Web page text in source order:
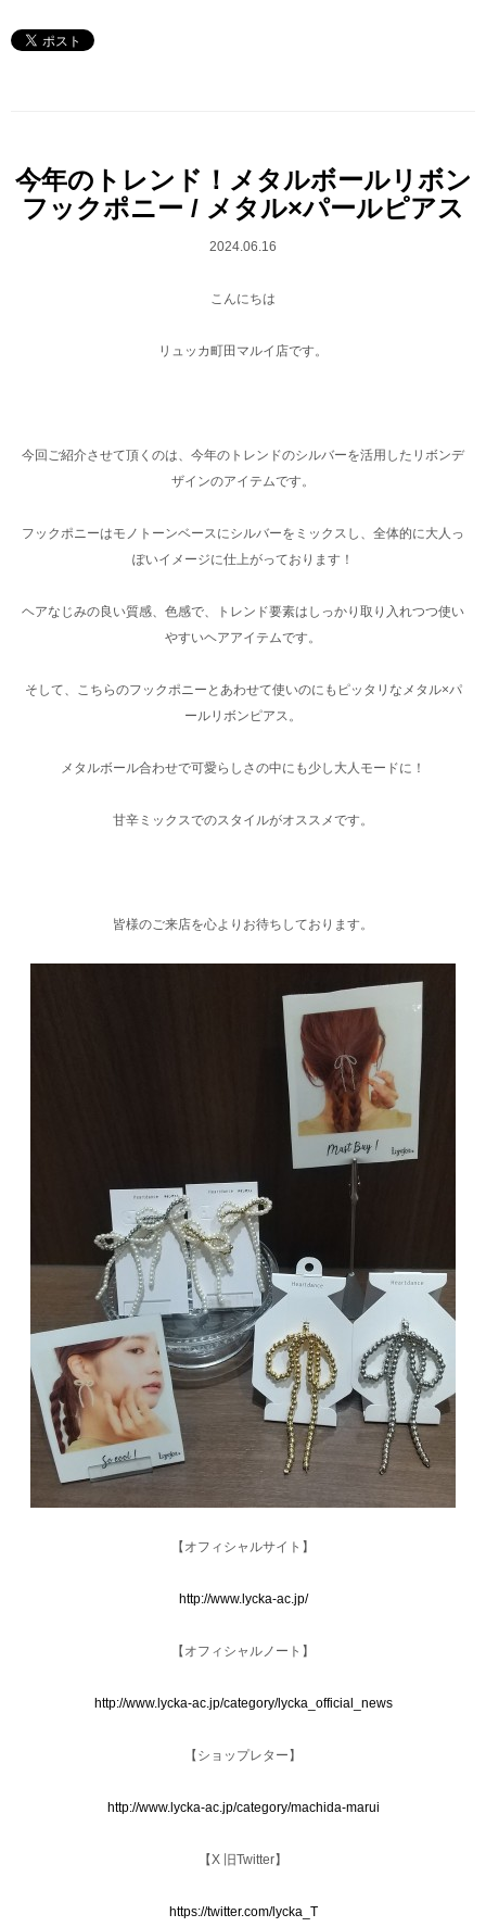
今年のトレンド！メタルボールリボン
フックポニー / メタル×パールピアス
2024.06.16
こんにちは
リュッカ町田マルイ店です。
今回ご紹介させて頂くのは、今年のトレンドのシルバーを活用したリボンデ
ザインのアイテムです。
フックポニーはモノトーンベースにシルバーをミックスし、全体的に大人っ
ぽいイメージに仕上がっております！
ヘアなじみの良い質感、色感で、トレンド要素はしっかり取り入れつつ使い
やすいヘアアイテムです。
そして、こちらのフックポニーとあわせて使いのにもピッタリなメタル×パ
ールリボンピアス。
メタルボール合わせで可愛らしさの中にも少し大人モードに！
甘辛ミックスでのスタイルがオススメです。
皆様のご来店を心よりお待ちしております。
【オフィシャルサイト】
http://www.lycka-ac.jp/
【オフィシャルノート】
http://www.lycka-ac.jp/category/lycka_official_news
【ショップレター】
http://www.lycka-ac.jp/category/machida-marui
【X 旧Twitter】
https://twitter.com/lycka_T